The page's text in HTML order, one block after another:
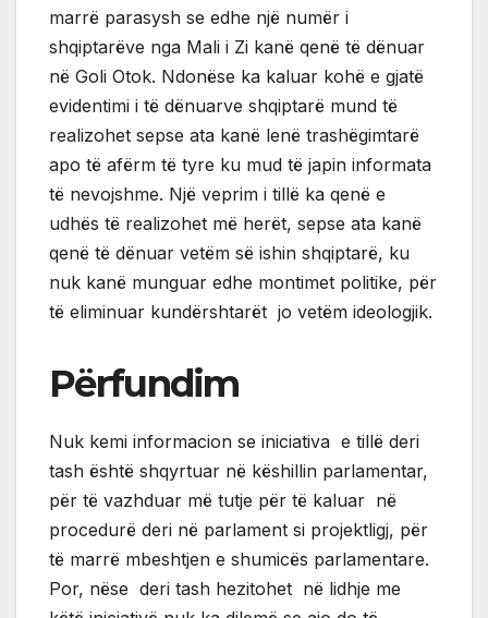
marrë parasysh se edhe një numër i
shqiptarëve nga Mali i Zi kanë qenë të dënuar
në Goli Otok. Ndonëse ka kaluar kohë e gjatë
evidentimi i të dënuarve shqiptarë mund të
realizohet sepse ata kanë lenë trashëgimtarë
apo të afërm të tyre ku mud të japin informata
të nevojshme. Një veprim i tillë ka qenë e
udhës të realizohet më herët, sepse ata kanë
qenë të dënuar vetëm së ishin shqiptarë, ku
nuk kanë munguar edhe montimet politike, për
të eliminuar kundërshtarët jo vetëm ideologjik.
Përfundim
Nuk kemi informacion se iniciativa e tillë deri
tash është shqyrtuar në këshillin parlamentar,
për të vazhduar më tutje për të kaluar në
procedurë deri në parlament si projektligj, për
të marrë mbeshtjen e shumicës parlamentare.
Por, nëse deri tash hezitohet në lidhje me